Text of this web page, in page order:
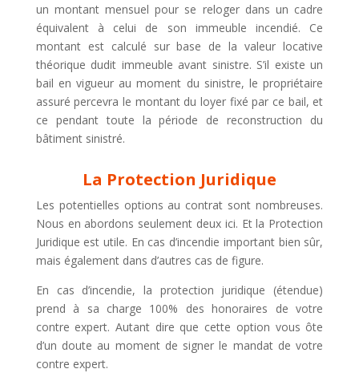
un montant mensuel pour se reloger dans un cadre
équivalent à celui de son immeuble incendié. Ce
montant est calculé sur base de la valeur locative
théorique dudit immeuble avant sinistre. S’il existe un
bail en vigueur au moment du sinistre, le propriétaire
assuré percevra le montant du loyer fixé par ce bail, et
ce pendant toute la période de reconstruction du
bâtiment sinistré.
La Protection Juridique
Les potentielles options au contrat sont nombreuses.
Nous en abordons seulement deux ici. Et la Protection
Juridique est utile. En cas d’incendie important bien sûr,
mais également dans d’autres cas de figure.
En cas d’incendie, la protection juridique (étendue)
prend à sa charge 100% des honoraires de votre
contre expert. Autant dire que cette option vous ôte
d’un doute au moment de signer le mandat de votre
contre expert.